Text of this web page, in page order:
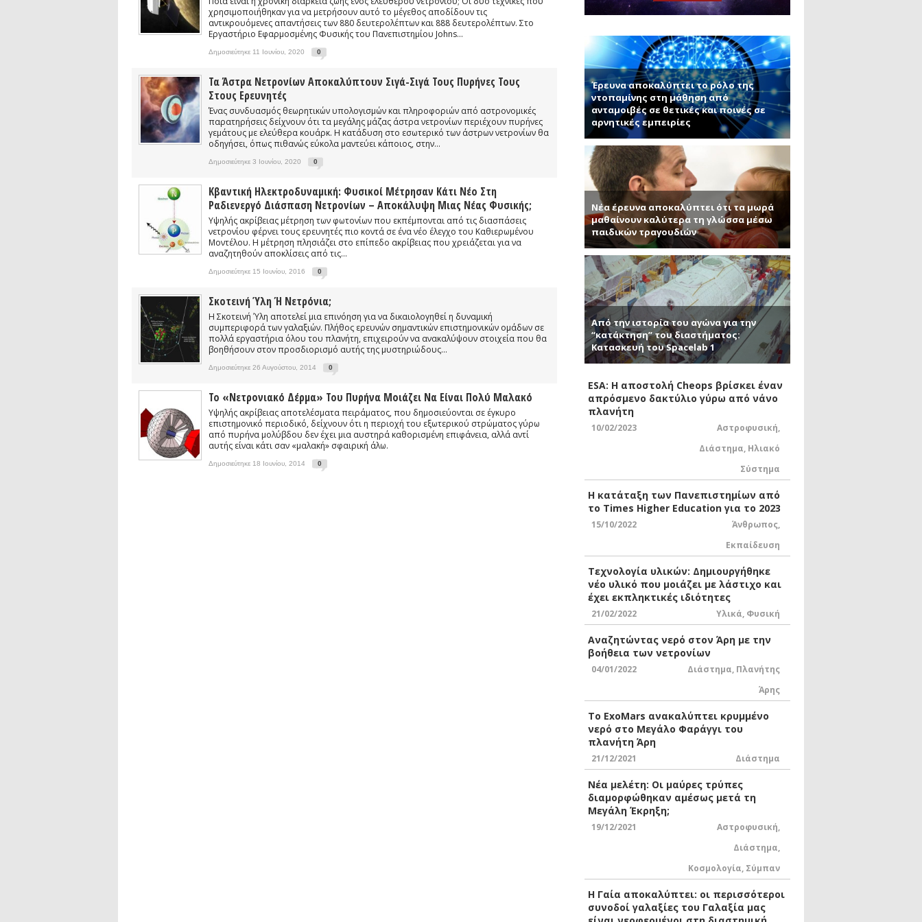
Συνέντευξη: Συζητώντας με τον ερευνητή κ. Παντελή Μπάμπουλη για τα ενδιαφέροντα τεχνητά υλικά, γερμανένιο και πυριτένιο (Μέρος
1)
podcast: Τι είναι τα Βαρυτικά Κύματα (Συνέντευξη με τον Ερωτόκριτο Κατσαβουνίδη, διευθυντή έρευνας στο ΜΙΤ)
podcast: Αναζητώντας τα Βαρυτικά Κύματα (Συνέντευξη με τον Χρήστο Τσάγκα, Αναπληρωτή Καθηγητή του ΑΠΘ)
χρησιμοποιήθηκαν για να μετρήσουν αυτό το μέγεθος αποδίδουν τις
αντικρουόμενες απαντήσεις των 880 δευτερολέπτων και 888 δευτερολέπτων. Στο
Εργαστήριο Εφαρμοσμένης Φυσικής του Πανεπιστημίου Johns...
Δημοσιεύτηκε 11 Ιουνίου, 2020 0
Τα Άστρα Νετρονίων Αποκαλύπτουν Σιγά-Σιγά Τους Πυρήνες Τους
Στους Ερευνητές
Ένας συνδυασμός θεωρητικών υπολογισμών και πληροφοριών από αστρονομικές
παρατηρήσεις δείχνουν ότι τα μεγάλης μάζας άστρα νετρονίων περιέχουν πυρήνες
γεμάτους με ελεύθερα κουάρκ. Η κατάδυση στο εσωτερικό των άστρων νετρονίων θα
οδηγήσει, όπως πιθανώς εύκολα μαντεύει κάποιος, στην...
Δημοσιεύτηκε 3 Ιουνίου, 2020 0
Κβαντική Ηλεκτροδυναμική: Φυσικοί Μέτρησαν Κάτι Νέο Στη
Ραδιενεργό Διάσπαση Νετρονίων – Αποκάλυψη Μιας Νέας Φυσικής;
Υψηλής ακρίβειας μέτρηση των φωτονίων που εκπέμπονται από τις διασπάσεις
νετρονίου φέρνει τους ερευνητές πιο κοντά σε ένα νέο έλεγχο του Καθιερωμένου
Μοντέλου. Η μέτρηση πλησιάζει στο επίπεδο ακρίβειας που χρειάζεται για να
αναζητηθούν αποκλίσεις από τις...
Δημοσιεύτηκε 15 Ιουνίου, 2016 0
Σκοτεινή Ύλη Ή Νετρόνια;
Η Σκοτεινή Ύλη αποτελεί μια επινόηση για να δικαιολογηθεί η δυναμική
συμπεριφορά των γαλαξιών. Πλήθος ερευνών σημαντικών επιστημονικών ομάδων σε
πολλά εργαστήρια όλου του πλανήτη, επιχειρούν να ανακαλύψουν στοιχεία που θα
βοηθήσουν στον προσδιορισμό αυτής της μυστηριώδους...
Δημοσιεύτηκε 26 Αυγούστου, 2014 0
Το «νετρονιακό Δέρμα» Του Πυρήνα Μοιάζει Να Είναι Πολύ Μαλακό
Υψηλής ακρίβειας αποτελέσματα πειράματος, που δημοσιεύονται σε έγκυρο
επιστημονικό περιοδικό, δείχνουν ότι η περιοχή του εξωτερικού στρώματος γύρω
από πυρήνα μολύβδου δεν έχει μια αυστηρά καθορισμένη επιφάνεια, αλλά αντί
αυτής είναι κάτι σαν «μαλακή» σφαιρική άλω.
Δημοσιεύτηκε 18 Ιουνίου, 2014 0
Έρευνα αποκαλύπτει το ρόλο της
ντοπαμίνης στη μάθηση από
ανταμοιβές σε θετικές και ποινές σε
αρνητικές εμπειρίες
Νέα έρευνα αποκαλύπτει ότι τα μωρά
μαθαίνουν καλύτερα τη γλώσσα μέσω
παιδικών τραγουδιών
Από την ιστορία του αγώνα για την
“κατάκτηση” του διαστήματος:
Κατασκευή του Spacelab 1
ESA: Η αποστολή Cheops βρίσκει έναν
απρόσμενο δακτύλιο γύρω από νάνο
πλανήτη
10/02/2023 Αστροφυσική,
Διάστημα, Ηλιακό
Σύστημα
Η κατάταξη των Πανεπιστημίων από
το Times Higher Education για το 2023
15/10/2022 Άνθρωπος,
Εκπαίδευση
Τεχνολογία υλικών: Δημιουργήθηκε
νέο υλικό που μοιάζει με λάστιχο και
έχει εκπληκτικές ιδιότητες
21/02/2022 Υλικά, Φυσική
Αναζητώντας νερό στον Άρη με την
βοήθεια των νετρονίων
04/01/2022 Διάστημα, Πλανήτης
Άρης
Το ExoMars ανακαλύπτει κρυμμένο
νερό στο Μεγάλο Φαράγγι του
πλανήτη Άρη
21/12/2021 Διάστημα
Νέα μελέτη: Οι μαύρες τρύπες
διαμορφώθηκαν αμέσως μετά τη
Μεγάλη Έκρηξη;
19/12/2021 Αστροφυσική,
Διάστημα,
Κοσμολογία, Σύμπαν
Η Γαία αποκαλύπτει: οι περισσότεροι
συνοδοί γαλαξίες του Γαλαξία μας